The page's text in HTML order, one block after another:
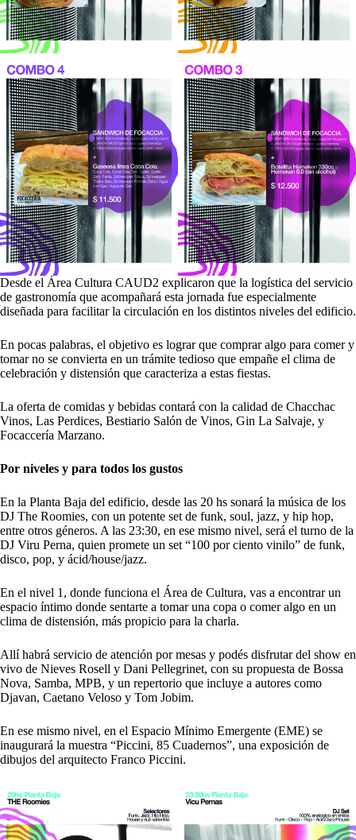
Desde el Área Cultura CAUD2 explicaron que la logística del servicio
de gastronomía que acompañará esta jornada fue especialmente
diseñada para facilitar la circulación en los distintos niveles del edificio.
En pocas palabras, el objetivo es lograr que comprar algo para comer y
tomar no se convierta en un trámite tedioso que empañe el clima de
celebración y distensión que caracteriza a estas fiestas.
La oferta de comidas y bebidas contará con la calidad de Chacchac
Vinos, Las Perdices, Bestiario Salón de Vinos, Gin La Salvaje, y
Focaccería Marzano.
Por niveles y para todos los gustos
En la Planta Baja del edificio, desde las 20 hs sonará la música de los
DJ The Roomies, con un potente set de funk, soul, jazz, y hip hop,
entre otros géneros. A las 23:30, en ese mismo nivel, será el turno de la
DJ Viru Perna, quien promete un set “100 por ciento vinilo” de funk,
disco, pop, y ácid/house/jazz.
En el nivel 1, donde funciona el Área de Cultura, vas a encontrar un
espacio íntimo donde sentarte a tomar una copa o comer algo en un
clima de distensión, más propicio para la charla.
Allí habrá servicio de atención por mesas y podés disfrutar del show en
vivo de Nieves Rosell y Dani Pellegrinet, con su propuesta de Bossa
Nova, Samba, MPB, y un repertorio que incluye a autores como
Djavan, Caetano Veloso y Tom Jobim.
En ese mismo nivel, en el Espacio Mínimo Emergente (EME) se
inaugurará la muestra “Piccini, 85 Cuadernos”, una exposición de
dibujos del arquitecto Franco Piccini.